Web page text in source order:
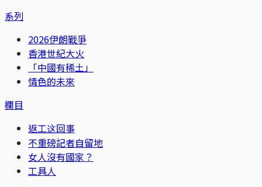
系列
2026伊朗戰爭
香港世紀大火
「中國有稀土」
情色的未來
欄目
返工这回事
不重磅記者自留地
女人沒有國家？
工具人